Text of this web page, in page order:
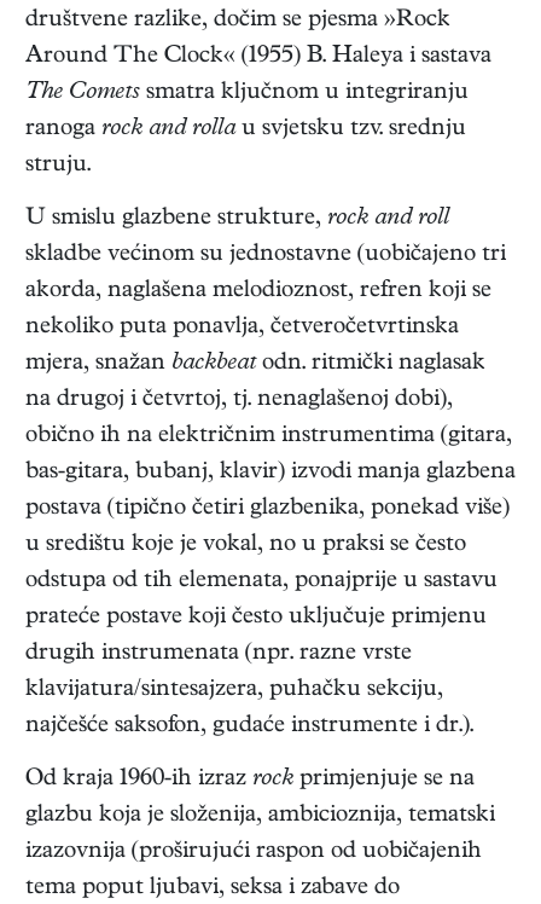
društvene razlike, dočim se pjesma »Rock
Around The Clock« (1955) B. Haleya i sastava
The Comets smatra ključnom u integriranju
ranoga rock and rollau svjetsku tzv. srednju
struju.
U smislu glazbene strukture, rock and roll
skladbe većinom su jednostavne (uobičajeno tri
akorda, naglašena melodioznost, refren koji se
nekoliko puta ponavlja, četveročetvrtinska
mjera, snažan backbeatodn. ritmički naglasak
na drugoj i četvrtoj, tj. nenaglašenoj dobi),
obično ih na električnim instrumentima (gitara,
bas-gitara, bubanj, klavir) izvodi manja glazbena
postava (tipično četiri glazbenika, ponekad više)
u središtu koje je vokal, no u praksi se često
odstupa od tih elemenata, ponajprije u sastavu
prateće postave koji često uključuje primjenu
drugih instrumenata (npr. razne vrste
klavijatura/sintesajzera, puhačku sekciju,
najčešće saksofon, gudaće instrumente i dr.).
Od kraja 1960-ih izraz rock primjenjuje se na
glazbu koja je složenija, ambicioznija, tematski
izazovnija (proširujući raspon od uobičajenih
tema poput ljubavi, seksa i zabave do